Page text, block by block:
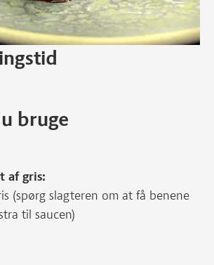
bruge
af gris:
(spørg slagteren om at få benene
til saucen)